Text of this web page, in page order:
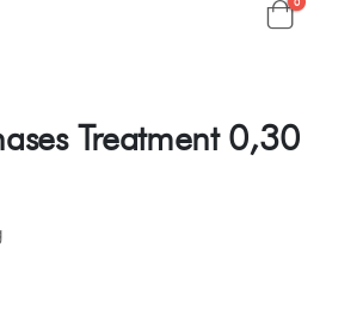
Treatment 0,30